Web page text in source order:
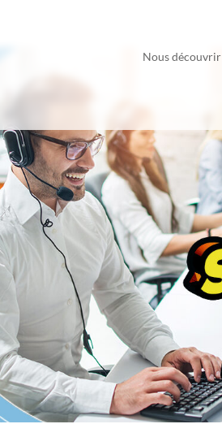
Nous découvrir